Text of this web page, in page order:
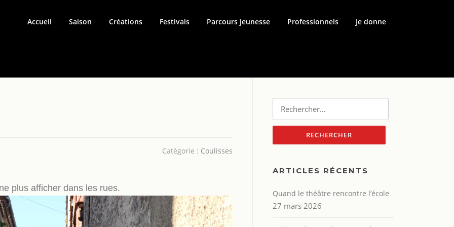
Accueil Saison Créations Festivals Parcours jeunesse Professionnels Je donne
Catégorie : Coulisses
plus afficher dans les rues.
Rechercher :
ARTICLES RÉCENTS
Quand le théâtre rencontre l’école
27 mars 2026